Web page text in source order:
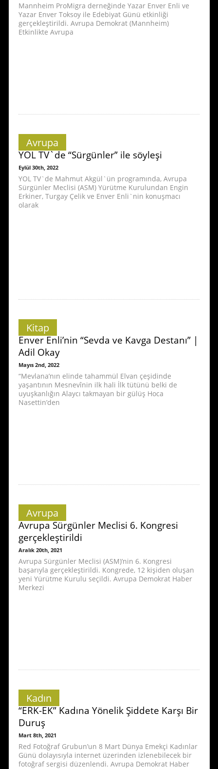
Mannheim ProMigra derneğinde Yazar Enver Enli ve
Yazar Enver Toksoy ile Edebiyat Günü etkinliği
gerçekleştirildi. Avrupa Demokrat (Mannheim)
Etkinlikte Avrupa
Avrupa
YOL TV`de “Sürgünler” ile söyleşi
Eylül 30th, 2022
YOL TV`de Mahmut Akgül`ün programında, Avrupa
Sürgünler Meclisi (ASM) Yürütme Kurulundan Engin
Erkiner, Turgay Çelik ve Enver Enli`nin konuşmacı
olarak
Kitap
Enver Enli’nin “Sevda ve Kavga Destanı” |
Adil Okay
Mayıs 2nd, 2022
“Mevlana’nın elinde tahammül Elvan çeşidinde
yaşantının Mesnevînin ilk hali İlk tütünü belki de
uyuşkanlığın Alaycı takmayan bir gülüş Hoca
Nasettin’den
Avrupa
Avrupa Sürgünler Meclisi 6. Kongresi
gerçekleştirildi
Aralık 20th, 2021
Avrupa Sürgünler Meclisi (ASM)’nin 6. Kongresi
başarıyla gerçekleştirildi. Kongrede, 12 kişiden oluşan
yeni Yürütme Kurulu seçildi. Avrupa Demokrat Haber
Merkezi
Kadın
“ERK-EK” Kadına Yönelik Şiddete Karşı Bir
Duruş
Mart 8th, 2021
Red Fotoğraf Grubun’un 8 Mart Dünya Emekçi Kadınlar
Günü dolayısıyla internet üzerinden izlenebilecek bir
fotoğraf sergisi düzenlendi. Avrupa Demokrat Haber